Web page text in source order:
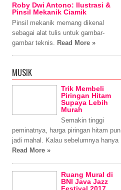
Roby Dwi Antono: Ilustrasi &
Pinsil Mekanik Ciamik
Pinsil mekanik memang dikenal
sebagai alat tulis untuk gambar-
gambar teknis. Read More »
MUSIK
Trik Membeli
Piringan Hitam
Supaya Lebih
Murah
Semakin tinggi
peminatnya, harga piringan hitam pun
jadi mahal. Kalau sebelumnya hanya
Read More »
Ruang Mural di
BNI Java Jazz
Festival 2017